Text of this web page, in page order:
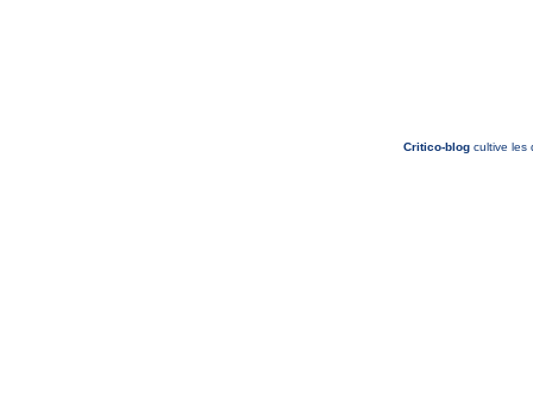
Critico-blog cultive les